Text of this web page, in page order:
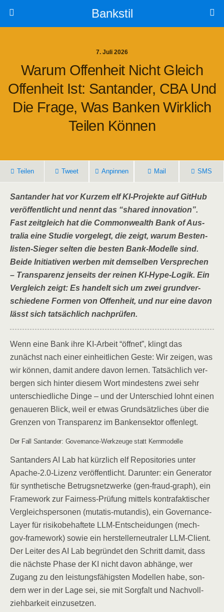
Bankstil
7. Juli 2026
War­um Offen­heit Nicht Gleich
Offen­heit Ist: San­tan­der, CBA Und
Die Fra­ge, Was Ban­ken Wirk­lich
Tei­len Können
Tei­len Tweet Anpin­nen Mail SMS
San­tan­der hat vor Kur­zem elf KI-Pro­jek­te auf Git­Hub
ver­öf­fent­licht und nennt das “shared inno­va­ti­on”.
Fast zeit­gleich hat die Com­mon­wealth Bank of Aus­
tra­lia eine Stu­die vor­ge­legt, die zeigt, war­um Bes­ten­
lis­ten-Sie­ger sel­ten die bes­ten Bank-Model­le sind.
Bei­de Initia­ti­ven wer­ben mit dem­sel­ben Ver­spre­chen
– Trans­pa­renz jen­seits der rei­nen KI-Hype-Logik. Ein
Ver­gleich zeigt: Es han­delt sich um zwei grund­ver­
schie­de­ne For­men von Offen­heit, und nur eine davon
lässt sich tat­säch­lich nachprüfen.
Wenn eine Bank ihre KI-Arbeit “öff­net”, klingt das
zunächst nach einer ein­heit­li­chen Ges­te: Wir zei­gen, was
wir kön­nen, damit ande­re davon ler­nen. Tat­säch­lich ver­
ber­gen sich hin­ter die­sem Wort min­des­tens zwei sehr
unter­schied­li­che Din­ge – und der Unter­schied lohnt einen
genaue­ren Blick, weil er etwas Grund­sätz­li­ches über die
Gren­zen von Trans­pa­renz im Ban­ken­sek­tor offenlegt.
Der Fall San­tan­der: Gover­nan­ce-Werk­zeu­ge statt Kernmodelle
San­tan­ders AI Lab hat kürz­lich elf Repo­si­to­ries unter
Apache‑2.0‑Lizenz ver­öf­fent­licht. Dar­un­ter: ein Gene­ra­tor
für syn­the­ti­sche Betrugs­netz­wer­ke (gen-fraud-graph), ein
Frame­work zur Fair­ness-Prü­fung mit­tels kon­tra­fak­ti­scher
Ver­gleichs­per­so­nen (muta­tis-mut­an­dis), ein Gover­nan­ce-
Lay­er für risi­ko­be­haf­te­te LLM-Ent­schei­dun­gen (mech-
gov-frame­work) sowie ein her­stel­ler­neu­tra­ler LLM-Cli­ent.
Der Lei­ter des AI Lab begrün­det den Schritt damit, dass
die nächs­te Pha­se der KI nicht davon abhän­ge, wer
Zugang zu den leis­tungs­fä­higs­ten Model­len habe, son­
dern wer in der Lage sei, sie mit Sorg­falt und Nach­voll­
zieh­bar­keit einzusetzen.